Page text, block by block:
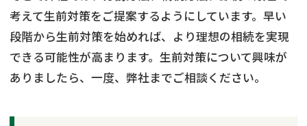
考えて生前対策をご提案するようにしています。早い
段階から生前対策を始めれば、より理想の相続を実現
できる可能性が高まります。生前対策について興味が
ありましたら、一度、弊社までご相談ください。